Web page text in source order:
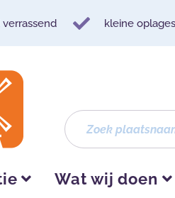
kleine
Wat wij doen